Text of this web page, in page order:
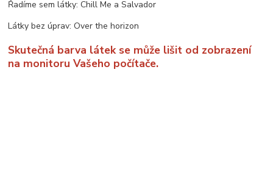
Řadíme sem látky: Chill Me a Salvador
Látky bez úprav: Over the horizon
Skutečná barva látek se může lišit od zobrazení
na monitoru Vašeho počítače.